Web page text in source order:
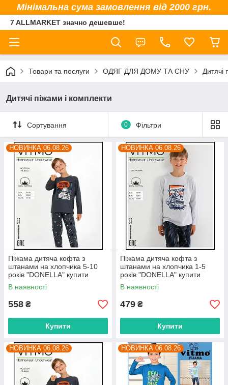
Мінімальна сума замовлення від 2000 грн.
7 ALLMARKET значно дешевше!
Товари та послуги ОДЯГ ДЛЯ ДОМУ ТА СНУ Дитячі
Дитячі піжами і комплекти
Сортування 0 Фільтри
НОВИНКА 06.08.26
Піжама дитяча кофта з
штанами на хлопчика 5-10
років "DONELLA" купити
гуртом в Одесі на 7 км
В наявності
558 ₴
Купити
НОВИНКА 06.08.26
Піжама дитяча кофта з
штанами на хлопчика 1-5
років "DONELLA" купити
гуртом в Одесі на 7 км
В наявності
479 ₴
Купити
НОВИНКА 06.08.26 НОВИНКА 06.08.26